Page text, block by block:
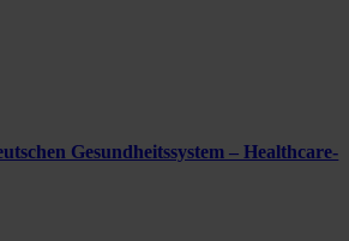
Gesundheitssystem – Healthcare-